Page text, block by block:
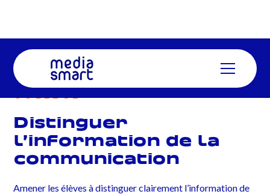
Distinguer
l’information de la
communication
Amener les élèves à distinguer clairement l’information de